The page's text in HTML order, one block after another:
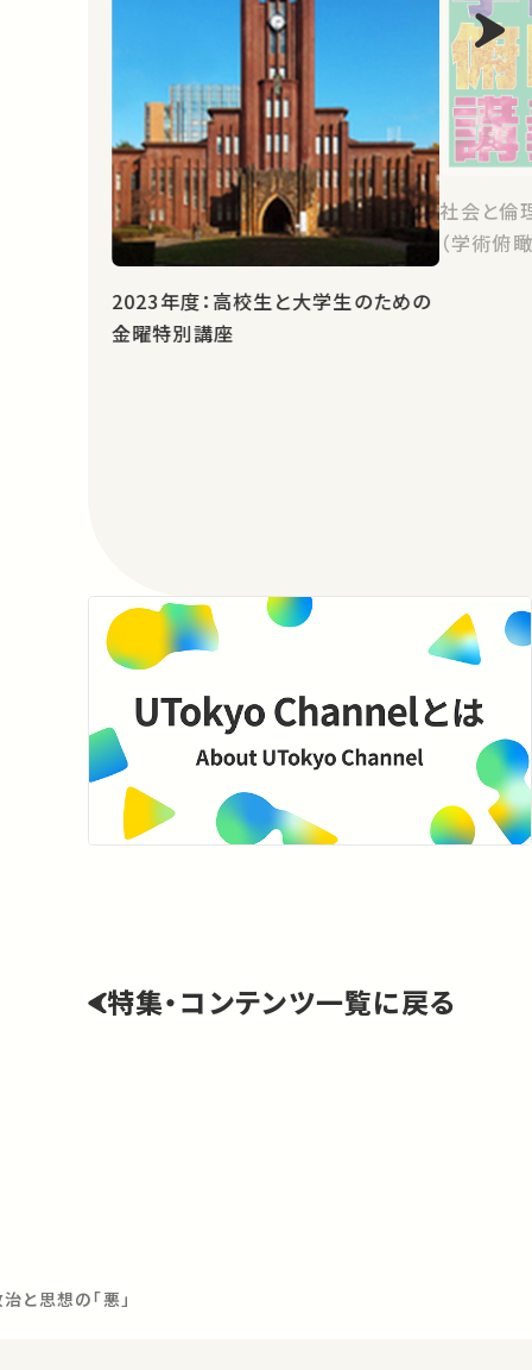
2023年度：高校生と大学生のための
金曜特別講座
社会と倫
（学術俯
特集・コンテンツ一覧に戻る
と思想の「悪」